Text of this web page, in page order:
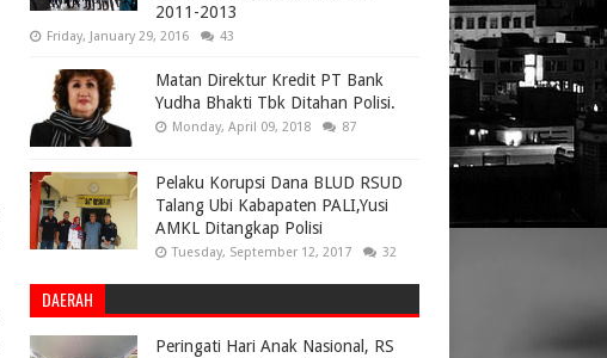
2011-2013
Friday, January 29, 2016 43
Matan Direktur Kredit PT Bank
Yudha Bhakti Tbk Ditahan Polisi.
Monday, April 09, 2018 87
Pelaku Korupsi Dana BLUD RSUD
Talang Ubi Kabapaten PALI,Yusi
AMKL Ditangkap Polisi
Tuesday, September 12, 2017 32
DAERAH
Peringati Hari Anak Nasional, RS